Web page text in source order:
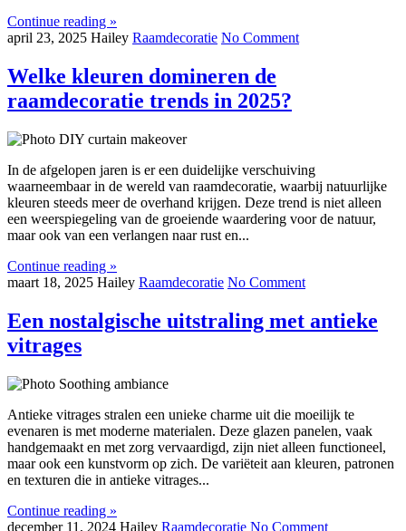
Continue reading »
april 23, 2025 Hailey Raamdecoratie No Comment
Welke kleuren domineren de
raamdecoratie trends in 2025?
In de afgelopen jaren is er een duidelijke verschuiving
waarneembaar in de wereld van raamdecoratie, waarbij natuurlijke
kleuren steeds meer de overhand krijgen. Deze trend is niet alleen
een weerspiegeling van de groeiende waardering voor de natuur,
maar ook van een verlangen naar rust en...
Continue reading »
maart 18, 2025 Hailey Raamdecoratie No Comment
Een nostalgische uitstraling met antieke
vitrages
Antieke vitrages stralen een unieke charme uit die moeilijk te
evenaren is met moderne materialen. Deze glazen panelen, vaak
handgemaakt en met zorg vervaardigd, zijn niet alleen functioneel,
maar ook een kunstvorm op zich. De variëteit aan kleuren, patronen
en texturen die in antieke vitrages...
Continue reading »
december 11, 2024 Hailey Raamdecoratie No Comment